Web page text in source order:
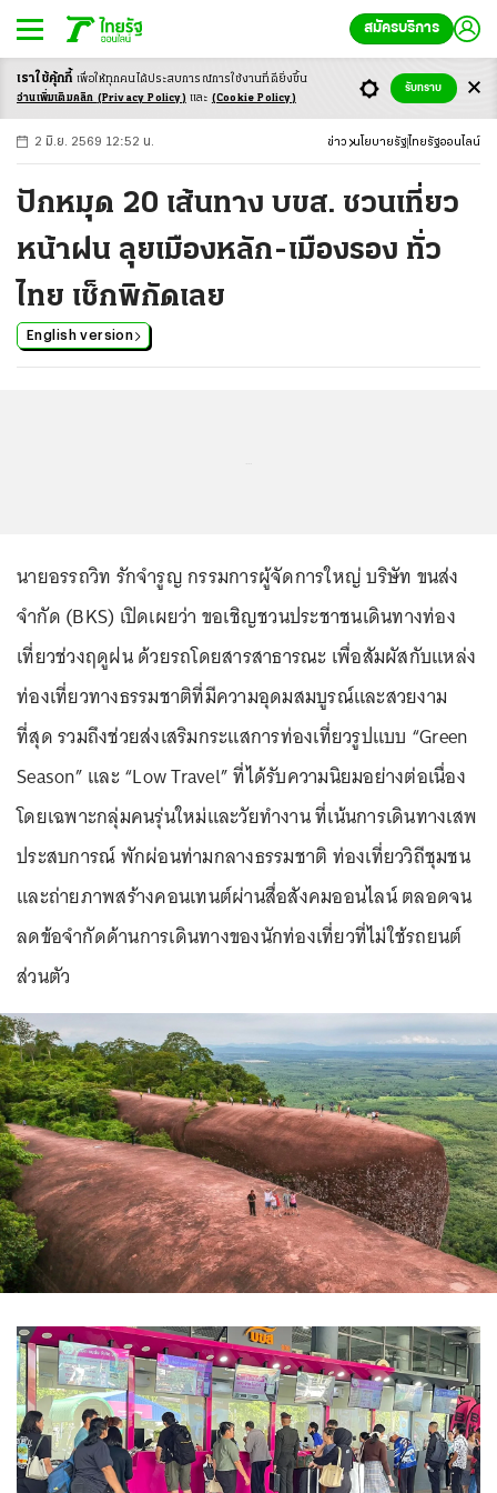
สมัครบริการ
-ก ก ก+
2 มิ.ย. 2569 12:52 น. ข่าว นโยบายรัฐ ไทยรัฐออนไลน์
ปักหมุด 20 เส้นทาง บขส. ชวนเที่ยว
หน้าฝน ลุยเมืองหลัก-เมืองรอง ทั่ว
ไทย เช็กพิกัดเลย
English version
นายอรรถวิท รักจำรูญ กรรมการผู้จัดการใหญ่ บริษัท ขนส่ง
จำกัด (BKS) เปิดเผยว่า ขอเชิญชวนประชาชนเดินทางท่อง
เที่ยวช่วงฤดูฝน ด้วยรถโดยสารสาธารณะ เพื่อสัมผัสกับแหล่ง
ท่องเที่ยวทางธรรมชาติที่มีความอุดมสมบูรณ์และสวยงาม
ที่สุด รวมถึงช่วยส่งเสริมกระแสการท่องเที่ยวรูปแบบ “Green
Season” และ “Low Travel” ที่ได้รับความนิยมอย่างต่อเนื่อง
โดยเฉพาะกลุ่มคนรุ่นใหม่และวัยทำงาน ที่เน้นการเดินทางเสพ
ประสบการณ์ พักผ่อนท่ามกลางธรรมชาติ ท่องเที่ยววิถีชุมชน
และถ่ายภาพสร้างคอนเทนต์ผ่านสื่อสังคมออนไลน์ ตลอดจน
ลดข้อจำกัดด้านการเดินทางของนักท่องเที่ยวที่ไม่ใช้รถยนต์
ส่วนตัว
เราใช้คุ้กกี้ เพื่อให้ทุกคนได้ประสบการณ์การใช้งานที่ดียิ่งขึ้น
อ่านเพิ่มเติมคลิก (Privacy Policy) และ (Cookie Policy)
รับทราบ